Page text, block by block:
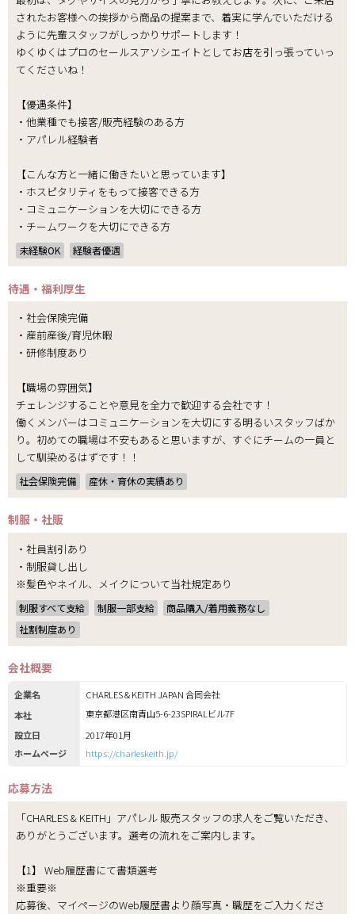
されたお客様への挨拶から商品の提案まで、着実に学んでいただける
ように先輩スタッフがしっかりサポートします！
ゆくゆくはプロのセールスアソシエイトとしてお店を引っ張っていっ
てくださいね！
【優遇条件】
・他業種でも接客/販売経験のある方
・アパレル経験者
【こんな方と一緒に働きたいと思っています】
・ホスピタリティをもって接客できる方
・コミュニケーションを大切にできる方
・チームワークを大切にできる方
未経験OK 経験者優遇
待遇・福利厚生
・社会保険完備
・産前産後/育児休暇
・研修制度あり
【職場の雰囲気】
チェレンジすることや意見を全力で歓迎する会社です！
働くメンバーはコミュニケーションを大切にする明るいスタッフばか
り。初めての職場は不安もあると思いますが、すぐにチームの一員と
して馴染めるはずです！！
社会保険完備 産休・育休の実績あり
制服・社販
・社員割引あり
・制服貸し出し
※髪色やネイル、メイクについて当社規定あり
制服すべて支給 制服一部支給
商品購入/着用義務なし
社割制度あり
会社概要
企業名
CHARLES & KEITH JAPAN 合同会社
本社
東京都港区南青山5-6-23SPIRALビル7F
設立日
2017年01月
ホームページ
https://charleskeith.jp/
応募方法
「CHARLES & KEITH」アパレル 販売スタッフの求人をご覧いただき、
ありがとうございます。選考の流れをご案内します。
【1】 Web履歴書にて書類選考
※重要※
応募後、マイページのWeb履歴書より顔写真・職歴をご入力くださ